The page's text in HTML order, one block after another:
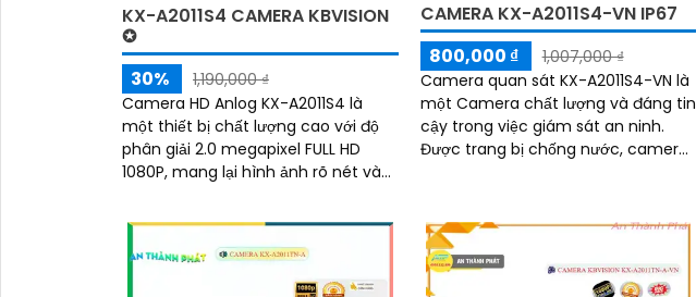
KX-A2011S4 CAMERA KBVISION
✪
30%
1,190,000 ₫
Camera HD Anlog KX-A2011S4 là
một thiết bị chất lượng cao với độ
phân giải 2.0 megapixel FULL HD
1080P, mang lại hình ảnh rõ nét và
CAMERA KX-A2011S4-VN IP67
800,000 ₫
1,007,000 ₫
Camera quan sát KX-A2011S4-VN là
một Camera chất lượng và đáng tin
cậy trong việc giám sát an ninh.
Được trang bị chống nước, camera
nắng